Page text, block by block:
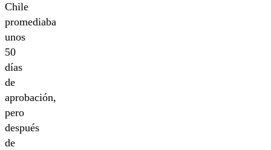
Chile
promediaba
unos
50
días
de
aprobación,
pero
después
de